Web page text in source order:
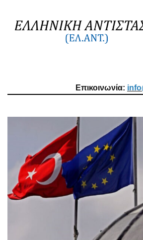
Επικοινωνία: